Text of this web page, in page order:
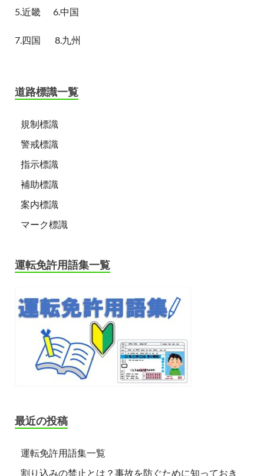
5.近畿 6.中国
7.四国 8.九州
道路標識一覧
規制標識
警戒標識
指示標識
補助標識
案内標識
マーク標識
運転免許用語集一覧
最近の投稿
運転免許用語集一覧
割り込みの禁止とは？事故を防ぐために知っておき